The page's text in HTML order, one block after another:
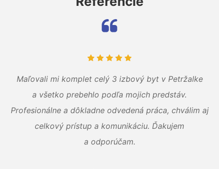
Maľovali mi komplet celý 3 izbový byt v Petržalke
a všetko prebehlo podľa mojich predstáv.
Profesionálne a dôkladne odvedená práca, chválim aj
celkový prístup a komunikáciu. Ďakujem
a odporúčam.